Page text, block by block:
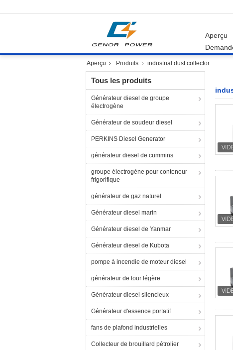
Aperçu
Aperçu Produits industrial dust collector
Tous les produits
Générateur diesel de groupe
électrogène
Générateur de soudeur diesel
PERKINS Diesel Generator
générateur diesel de cummins
groupe électrogène pour conteneur
frigorifique
générateur de gaz naturel
Générateur diesel marin
Générateur diesel de Yanmar
Générateur diesel de Kubota
pompe à incendie de moteur diesel
générateur de tour légère
Générateur diesel silencieux
Générateur d'essence portatif
fans de plafond industrielles
Collecteur de brouillard pétrolier